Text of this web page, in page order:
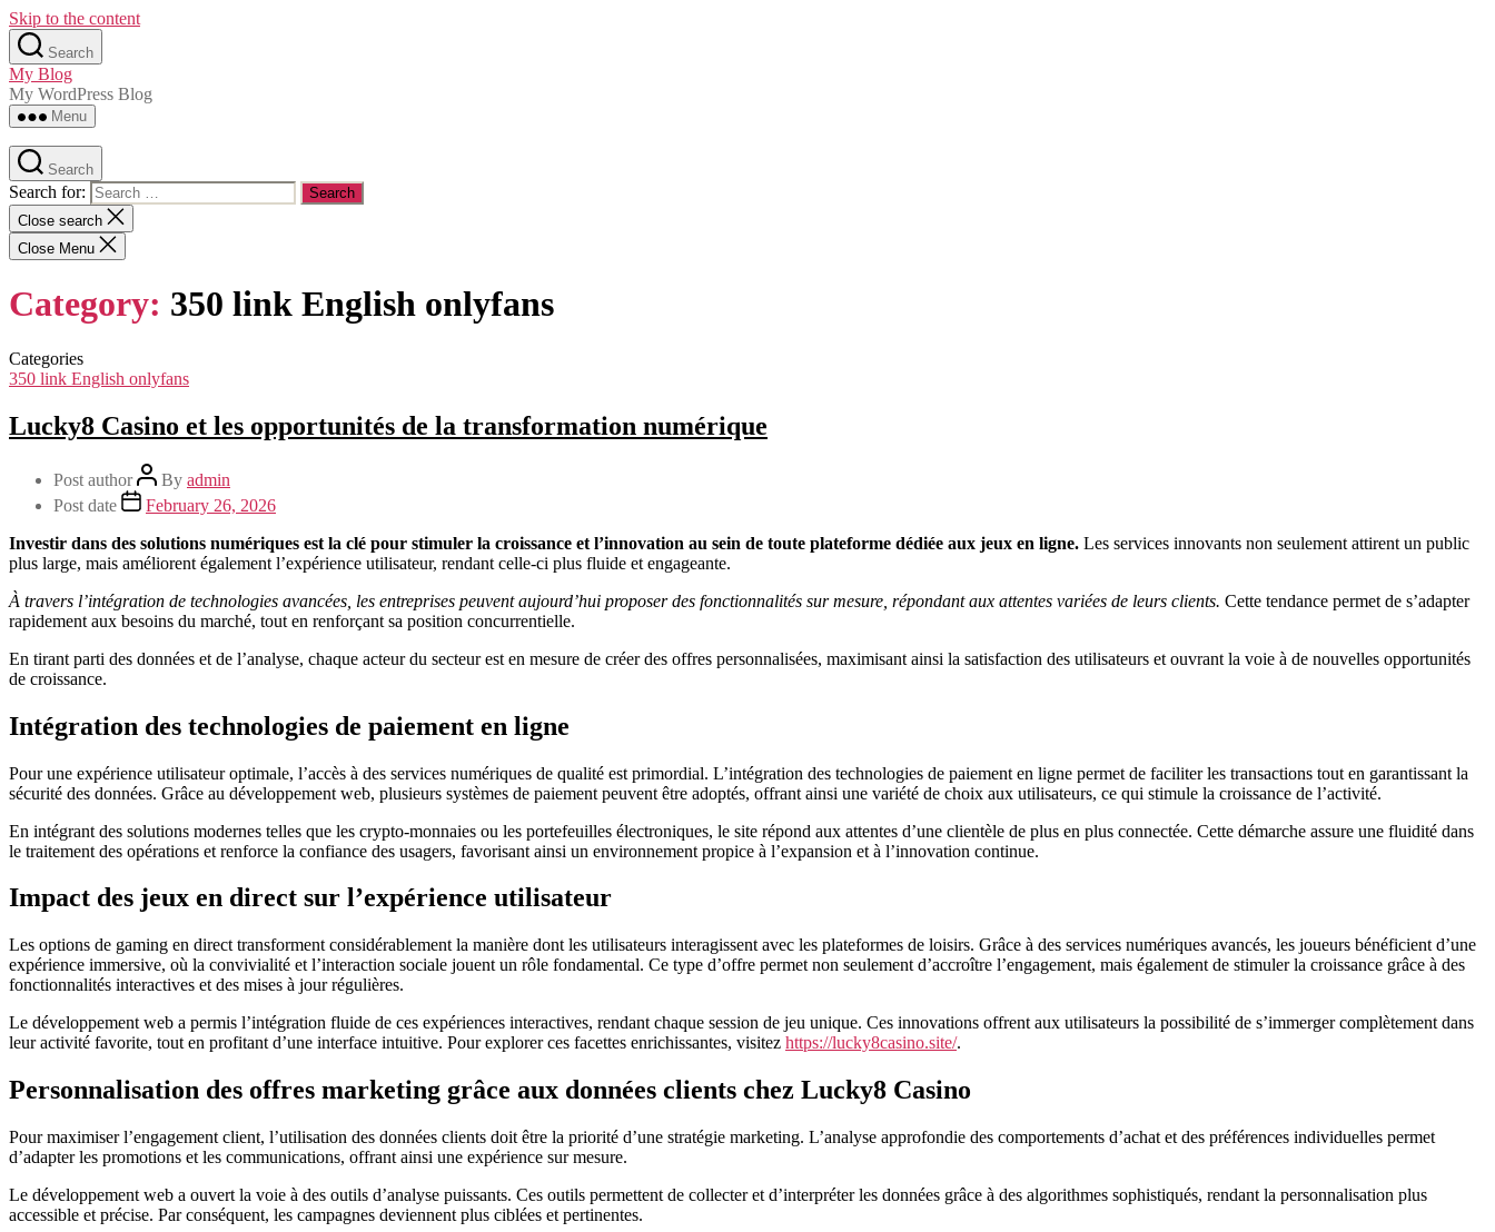
Skip to the content
Search
My Blog
My WordPress Blog
Menu
Search
Search for:
Close search
Close Menu
Category: 350 link English onlyfans
Categories
350 link English onlyfans
Lucky8 Casino et les opportunités de la transformation numérique
Post author By admin
Post date
February 26, 2026
Investir dans des solutions numériques est la clé pour stimuler la croissance et l’innovation au sein de toute plateforme dédiée aux jeux en ligne. Les services innovants non seulement attirent un public
plus large, mais améliorent également l’expérience utilisateur, rendant celle-ci plus fluide et engageante.
À travers l’intégration de technologies avancées, les entreprises peuvent aujourd’hui proposer des fonctionnalités sur mesure, répondant aux attentes variées de leurs clients. Cette tendance permet de s’adapter
rapidement aux besoins du marché, tout en renforçant sa position concurrentielle.
En tirant parti des données et de l’analyse, chaque acteur du secteur est en mesure de créer des offres personnalisées, maximisant ainsi la satisfaction des utilisateurs et ouvrant la voie à de nouvelles opportunités
de croissance.
Intégration des technologies de paiement en ligne
Pour une expérience utilisateur optimale, l’accès à des services numériques de qualité est primordial. L’intégration des technologies de paiement en ligne permet de faciliter les transactions tout en garantissant la
sécurité des données. Grâce au développement web, plusieurs systèmes de paiement peuvent être adoptés, offrant ainsi une variété de choix aux utilisateurs, ce qui stimule la croissance de l’activité.
En intégrant des solutions modernes telles que les crypto-monnaies ou les portefeuilles électroniques, le site répond aux attentes d’une clientèle de plus en plus connectée. Cette démarche assure une fluidité dans
le traitement des opérations et renforce la confiance des usagers, favorisant ainsi un environnement propice à l’expansion et à l’innovation continue.
Impact des jeux en direct sur l’expérience utilisateur
Les options de gaming en direct transforment considérablement la manière dont les utilisateurs interagissent avec les plateformes de loisirs. Grâce à des services numériques avancés, les joueurs bénéficient d’une
expérience immersive, où la convivialité et l’interaction sociale jouent un rôle fondamental. Ce type d’offre permet non seulement d’accroître l’engagement, mais également de stimuler la croissance grâce à des
fonctionnalités interactives et des mises à jour régulières.
Le développement web a permis l’intégration fluide de ces expériences interactives, rendant chaque session de jeu unique. Ces innovations offrent aux utilisateurs la possibilité de s’immerger complètement dans
leur activité favorite, tout en profitant d’une interface intuitive. Pour explorer ces facettes enrichissantes, visitez https://lucky8casino.site/.
Personnalisation des offres marketing grâce aux données clients chez Lucky8 Casino
Pour maximiser l’engagement client, l’utilisation des données clients doit être la priorité d’une stratégie marketing. L’analyse approfondie des comportements d’achat et des préférences individuelles permet
d’adapter les promotions et les communications, offrant ainsi une expérience sur mesure.
Le développement web a ouvert la voie à des outils d’analyse puissants. Ces outils permettent de collecter et d’interpréter les données grâce à des algorithmes sophistiqués, rendant la personnalisation plus
accessible et précise. Par conséquent, les campagnes deviennent plus ciblées et pertinentes.